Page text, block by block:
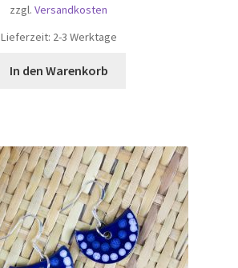
zzgl. Versandkosten
Lieferzeit: 2-3 Werktage
In den Warenkorb